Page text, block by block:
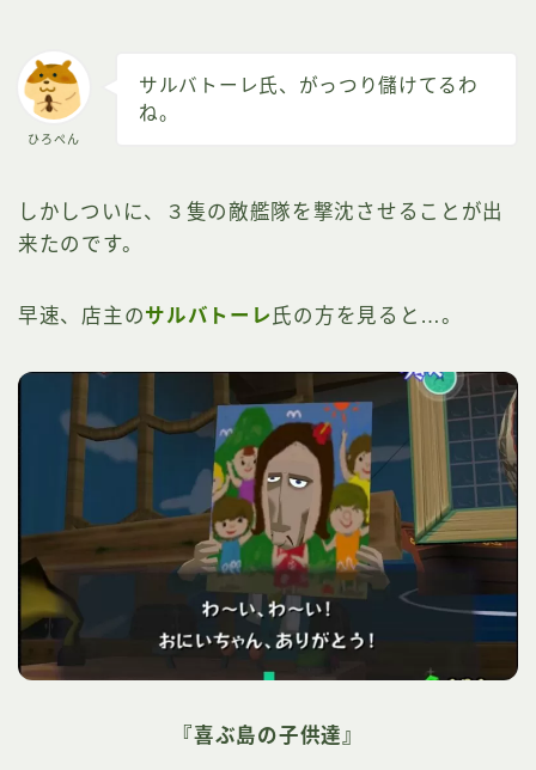
ひろぺん
サルバトーレ氏、がっつり儲けてるわ
ね。
しかしついに、３隻の敵艦隊を撃沈させることが出
来たのです。
早速、店主のサルバトーレ 氏の方を見ると…。
『喜ぶ島の子供達』